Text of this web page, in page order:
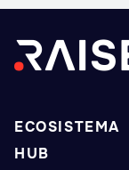
ECOSISTEMA
HUB